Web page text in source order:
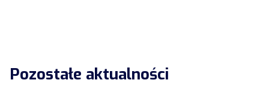
Pozostałe aktualności